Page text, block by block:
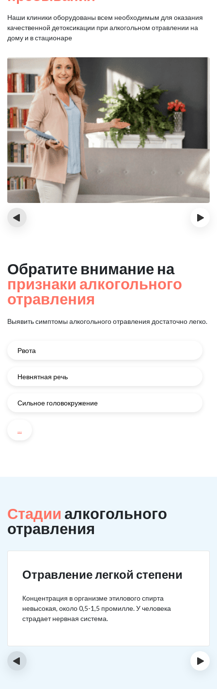
Наши клиники оборудованы всем необходимым для оказания
качественной детоксикации при алкогольном отравлении на
дому и в стационаре
‹ ›
Обратите внимание на
признаки алкогольного
отравления
Выявить симптомы алкогольного отравления достаточно легко.
Рвота
Невнятная речь
Сильное головокружение
...
Стадии алкогольного
отравления
Отравление легкой степени
Концентрация в организме этилового спирта
невысокая, около 0,5-1,5 промилле. У человека
страдает нервная система.
‹ ›